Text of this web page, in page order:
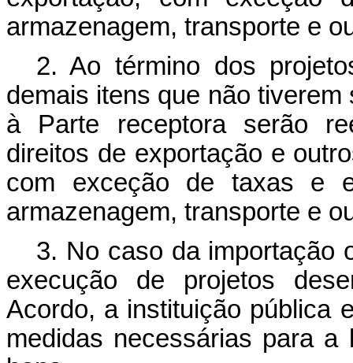
armazenagem, transporte e
2. Ao término dos
demais itens que não
à Parte receptora serão
direitos de exportação e
com exceção de taxas e
armazenagem, transporte e
3. No caso da importação
execução de projetos
Acordo, a instituição pública
medidas necessárias para a